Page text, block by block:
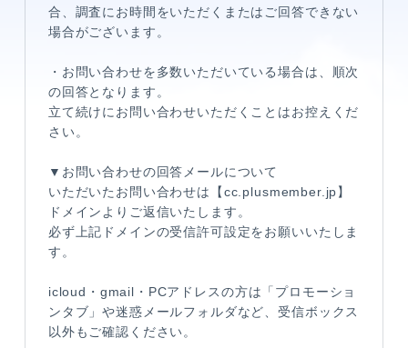
合、 調査にお時間をいただくまたはご回答できない
場合がございます。
・お問い合わせを多数いただいている場合は、順次
の回答となります。
立て続けにお問い合わせいただくことはお控えくだ
さい。
▼お問い合わせの回答メールについて
いただいたお問い合わせは【cc.plusmember.jp】
ドメインよりご返信いたします。
必ず上記ドメインの受信許可設定をお願いいたしま
す。
icloud・gmail・PCアドレスの方は「プロモーショ
ンタブ」や迷惑メールフォルダなど、受信ボックス
以外もご確認ください。